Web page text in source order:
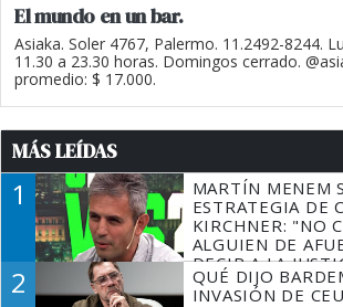
El mundo en un bar.
Asiaka. Soler 4767, Palermo. 11.2492-8244.
11.30 a 23.30 horas. Domingos cerrado.
promedio: $ 17.000.
MÁS LEÍDAS
1
MARTÍN MENEM
ESTRATEGIA DE
KIRCHNER: "NO
ALGUIEN DE
DECIR A LA
TIENE QUE
2
QUÉ DIJO
INVASIÓN DE